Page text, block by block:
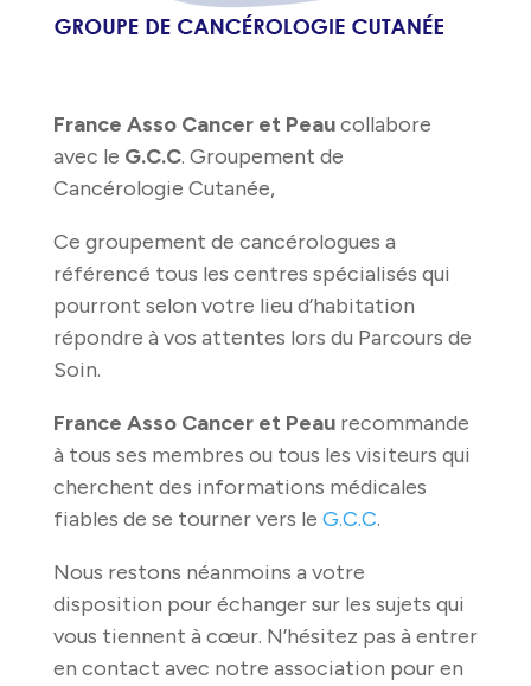
France Asso Cancer et Peaucollabore
avec le G.C.C. Groupement de
Cancérologie Cutanée,
Ce groupement de cancérologues a
référencé tous les centres spécialisés qui
pourront selon votre lieu d’habitation
répondre à vos attentes lors du Parcours de
Soin.
France Asso Cancer et Peaurecommande
à tous ses membres ou tous les visiteurs qui
cherchent des informations médicales
fiables de se tourner vers le G.C.C.
Nous restons néanmoins a votre
disposition pour échanger sur les sujets qui
vous tiennent à cœur. N’hésitez pas à entrer
en contact avec notre association pour en